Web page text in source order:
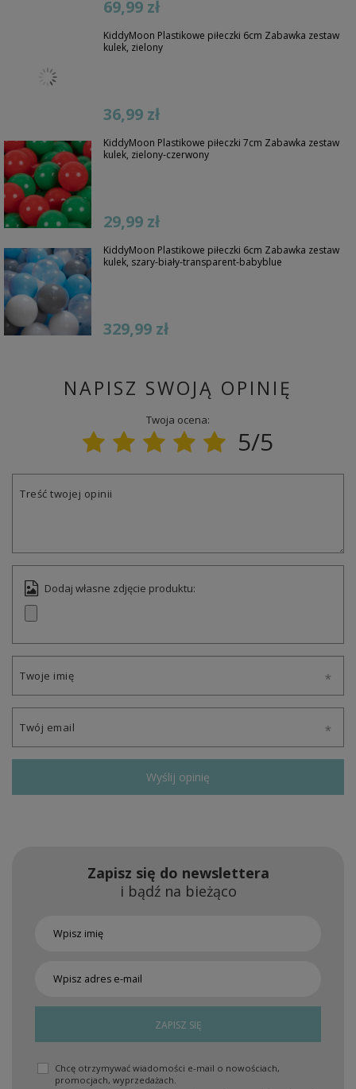
69,99 zł
KiddyMoon Plastikowe piłeczki 6cm Zabawka zestaw
kulek, zielony
36,99 zł
KiddyMoon Plastikowe piłeczki 7cm Zabawka zestaw
kulek, zielony-czerwony
29,99 zł
KiddyMoon Plastikowe piłeczki 6cm Zabawka zestaw
kulek, szary-biały-transparent-babyblue
329,99 zł
NAPISZ SWOJĄ OPINIĘ
Twoja ocena:
5/5
Treść twojej opinii
Dodaj własne zdjęcie produktu:
Twoje imię
Twój email
Wyślij opinię
Zapisz się do newslettera
i bądź na bieżąco
ZAPISZ SIĘ
Chcę otrzymywać wiadomości e-mail o nowościach,
promocjach, wyprzedażach.